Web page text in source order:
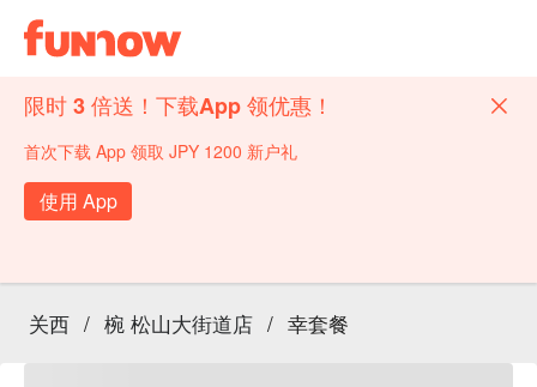
限时 3 倍送！下载App 领优惠！
首次下载 App 领取 JPY 1200 新户礼
使用 App
关西 / 椀 松山大街道店 / 幸套餐